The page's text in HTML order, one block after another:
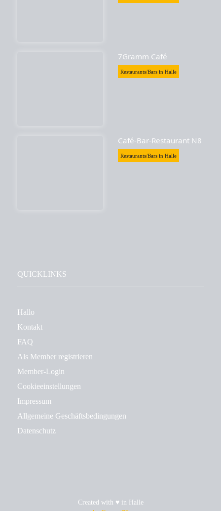
7Gramm Café
Restaurants/Bars in Halle
Café-Bar-Restaurant N8
Restaurants/Bars in Halle
QUICKLINKS
Hallo
Kontakt
FAQ
Als Member registrieren
Member-Login
Cookieeinstellungen
Impressum
Allgemeine Geschäftsbedingungen
Datenschutz
Created with ♥ in Halle